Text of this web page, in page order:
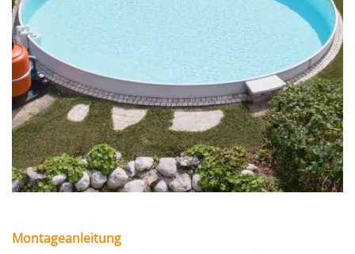
Montageanleitung